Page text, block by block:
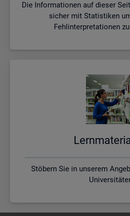
Die Informationen auf dieser
sicher mit Statistiken
Fehlinterpretationen
Stöbern Sie in unserem